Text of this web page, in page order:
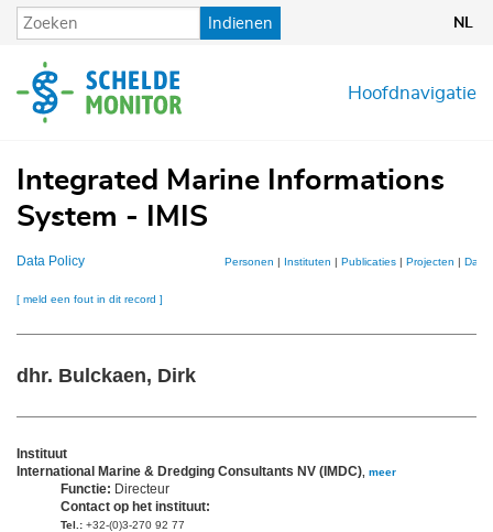
Overslaan
en
de
inhoud
Indienen NL
Hoofdnavigatie
Integrated Marine Informations
System - IMIS
Data Policy Personen | Instituten | Publicaties| Projecten |
[ meld een fout in dit record ]
dhr. Bulckaen, Dirk
Instituut
International Marine & Dredging Consultants NV (IMDC) meer
Functie: Directeur
Contact op het instituut:
Tel.: +32-(0)3-270 92 77